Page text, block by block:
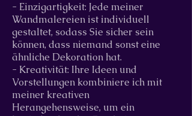
- Einzigartigkeit: Jede meiner
Wandmalereien ist individuell
gestaltet, sodass Sie sicher sein
können, dass niemand sonst eine
ähnliche Dekoration hat.
- Kreativität: Ihre Ideen und
Vorstellungen kombiniere ich mit
meiner kreativen
Herangehensweise, um ein